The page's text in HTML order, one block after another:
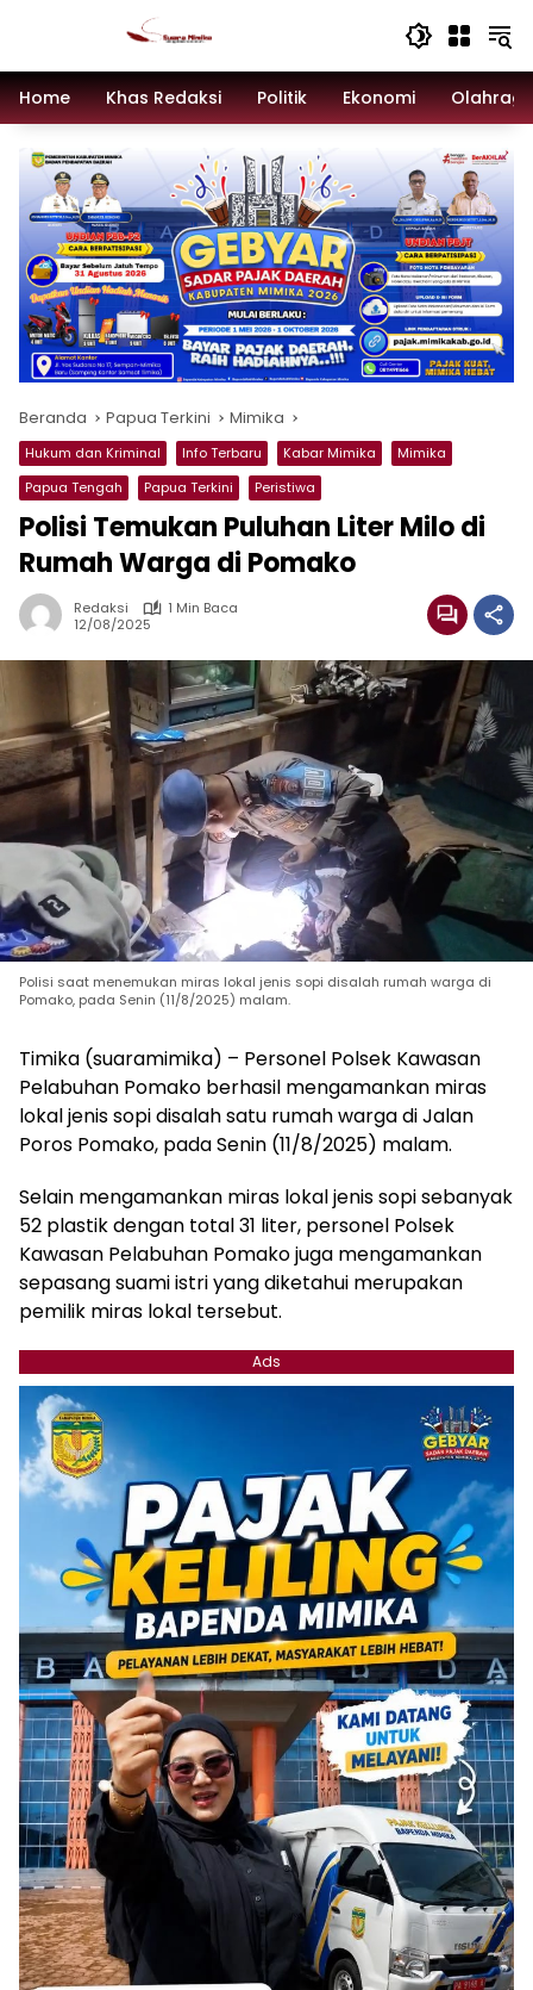
Home
Khas Redaksi Politik Ekonomi
Beranda Papua Terkini Mimika
Hukum dan Kriminal Info Terbaru Kabar Mimika
Mimika
Papua Tengah
Papua Terkini Peristiwa
Polisi Temukan Puluhan Liter Milo di
Rumah Warga di Pomako
Redaksi
1 Min Baca
12/08/2025
Polisi saat menemukan miras lokal jenis sopi disalah rumah warga di
Pomako, pada Senin (11/8/2025) malam.
Timika (suaramimika) – Personel Polsek Kawasan
Pelabuhan Pomako berhasil mengamankan miras
lokal jenis sopi disalah satu rumah warga di Jalan
Poros Pomako, pada Senin (11/8/2025) malam.
Selain mengamankan miras lokal jenis sopi sebanyak
52 plastik dengan total 31 liter, personel Polsek
Kawasan Pelabuhan Pomako juga mengamankan
sepasang suami istri yang diketahui merupakan
pemilik miras lokal tersebut.
Ads